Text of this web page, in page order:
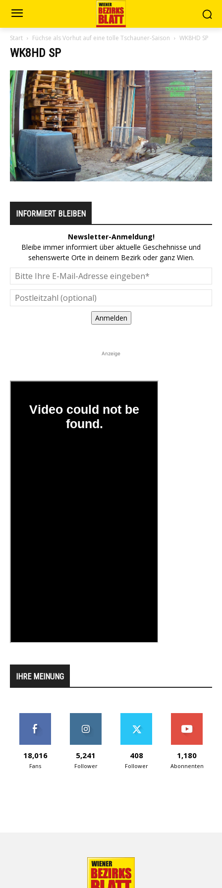
Start Füchse als Vorhut auf eine tolle Tschauner-Saison WK8HD SP
WK8HD SP
INFORMIERT BLEIBEN
Newsletter-Anmeldung!
Bleibe immer informiert über aktuelle Geschehnisse und
sehenswerte Orte in deinem Bezirk oder ganz Wien.
Anmelden
Anzeige
IHRE MEINUNG
18,016
Fans
5,241
Follower
408
Follower
1,180
Abonnenten